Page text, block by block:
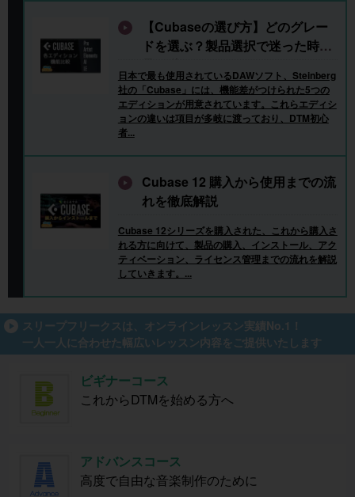
【Cubaseの選び方】どのグレー
ドを選ぶ？製品選択で迷った時に
日本で最も使用されているDAWソフト、Steinberg
社の「Cubase」には、機能差がつけられた5つの
エディションが用意されています。これらエディシ
ョンの違いは項目が多岐に渡っており、DTM初心
者...
Cubase 12 購入から使用までの流
れを徹底解説
Cubase 12シリーズを購入された、これから購入さ
れる方に向けて、製品の購入、インストール、アク
ティベーション、ライセンス管理までの流れを解説
していきます。...
スリープフリークスは、オンラインレッスン実績No.1！
一人一人に合わせた幅広いレッスン内容をご提供いたします
ビギナーコース
これからDTMを始める方へ
アドバンスコース
高度で自由な音楽制作のために